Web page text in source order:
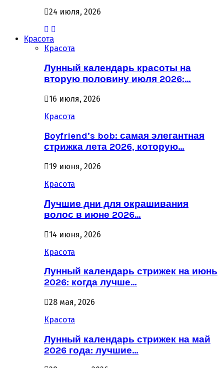
24 июля, 2026
Красота
Красота
Лунный календарь красоты на
вторую половину июля 2026:…
16 июля, 2026
Красота
Boyfriend’s bob: самая элегантная
стрижка лета 2026, которую…
19 июня, 2026
Красота
Лучшие дни для окрашивания
волос в июне 2026…
14 июня, 2026
Красота
Лунный календарь стрижек на июнь
2026: когда лучше…
28 мая, 2026
Красота
Лунный календарь стрижек на май
2026 года: лучшие…